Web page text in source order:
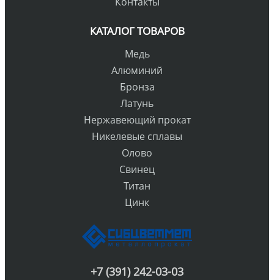
КАТАЛОГ ТОВАРОВ
Медь
Алюминий
Бронза
Латунь
Нержавеющий прокат
Никелевые сплавы
Олово
Свинец
Титан
Цинк
+7 (391) 242-03-03